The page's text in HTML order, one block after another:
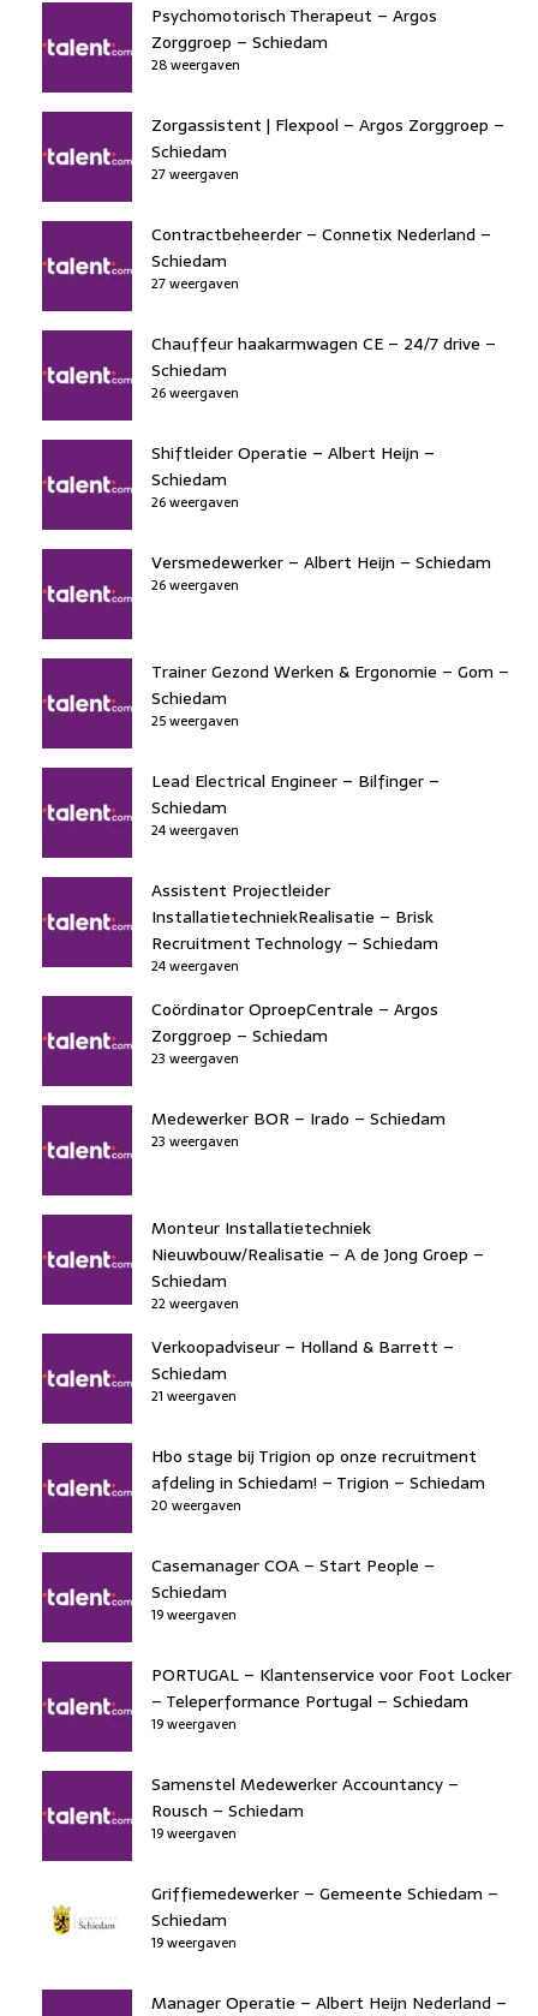
Psychomotorisch Therapeut – Argos
Zorggroep – Schiedam
28 weergaven
Zorgassistent | Flexpool – Argos Zorggroep –
Schiedam
27 weergaven
Contractbeheerder – Connetix Nederland –
Schiedam
27 weergaven
Chauffeur haakarmwagen CE – 24/7 drive –
Schiedam
26 weergaven
Shiftleider Operatie – Albert Heijn –
Schiedam
26 weergaven
Versmedewerker – Albert Heijn – Schiedam
26 weergaven
Trainer Gezond Werken & Ergonomie – Gom –
Schiedam
25 weergaven
Lead Electrical Engineer – Bilfinger –
Schiedam
24 weergaven
Assistent Projectleider
InstallatietechniekRealisatie – Brisk
Recruitment Technology – Schiedam
24 weergaven
Coördinator OproepCentrale – Argos
Zorggroep – Schiedam
23 weergaven
Medewerker BOR – Irado – Schiedam
23 weergaven
Monteur Installatietechniek
Nieuwbouw/Realisatie – A de Jong Groep –
Schiedam
22 weergaven
Verkoopadviseur – Holland & Barrett –
Schiedam
21 weergaven
Hbo stage bij Trigion op onze recruitment
afdeling in Schiedam! – Trigion – Schiedam
20 weergaven
Casemanager COA – Start People –
Schiedam
19 weergaven
PORTUGAL – Klantenservice voor Foot Locker
– Teleperformance Portugal – Schiedam
19 weergaven
Samenstel Medewerker Accountancy –
Rousch – Schiedam
19 weergaven
Griffiemedewerker – Gemeente Schiedam –
Schiedam
19 weergaven
Manager Operatie – Albert Heijn Nederland –